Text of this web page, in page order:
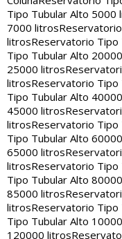
Tipo Tubular Alto 5000
7000 litros
litrosReservatorio
Tipo Tubular Alto
25000 litros
litrosReservatorio
Tipo Tubular Alto
45000 litros
litrosReservatorio
Tipo Tubular Alto
65000 litros
litrosReservatorio
Tipo Tubular Alto
85000 litros
litrosReservatorio
Tipo Tubular Alto
120000 litros